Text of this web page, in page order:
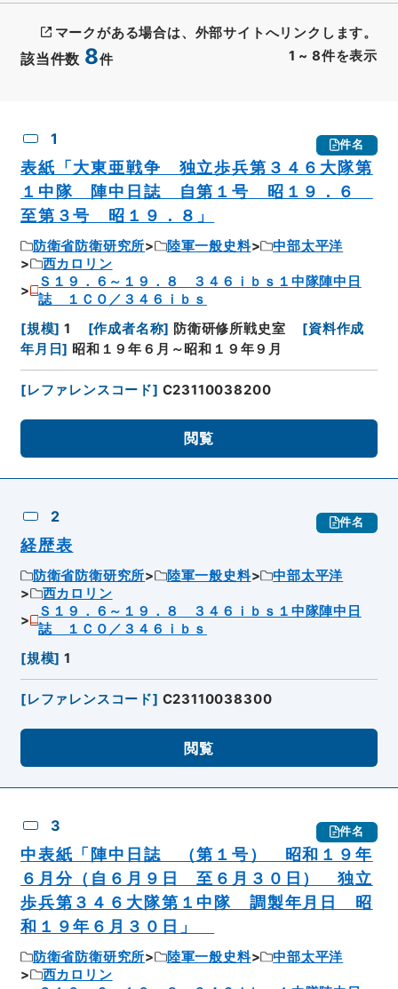
該当件数 8件 1 ~ 8件を表示
マークがある場合は、外部サイトへリンクします。
1 件名
表紙「大東亜戦争 独立歩兵第３４６大隊第
１中隊 陣中日誌 自第１号 昭１９．６
至第３号 昭１９．８」
防衛省防衛研究所 陸軍一般史料
中部太平洋
西カロリン
Ｓ１９．６～１９．８ ３４６ｉｂｓ１中隊陣中日
誌 １ＣＯ／３４６ｉｂｓ
[規模] 1 [作成者名称] 防衛研修所戦史室 [資料作成
年月日] 昭和１９年６月～昭和１９年９月
[レファレンスコード] C23110038200
閲覧
2 件名
経歴表
防衛省防衛研究所 陸軍一般史料
中部太平洋
西カロリン
Ｓ１９．６～１９．８ ３４６ｉｂｓ１中隊陣中日
誌 １ＣＯ／３４６ｉｂｓ
[規模] 1
[レファレンスコード] C23110038300
閲覧
3 件名
中表紙「陣中日誌 （第１号） 昭和１９年
６月分（自６月９日 至６月３０日） 独立
歩兵第３４６大隊第１中隊 調製年月日 昭
和１９年６月３０日」
防衛省防衛研究所 陸軍一般史料
中部太平洋
西カロリン